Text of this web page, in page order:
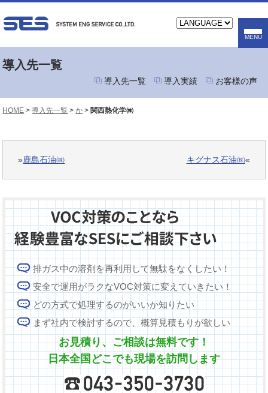
導入先一覧
導入先一覧 導入実績 お客様の声
HOME >導入先一覧 >か > 関西熱化学㈱
»鹿島石油㈱ キグナス石油㈱«
排ガス中の溶剤を再利用して無駄をなくしたい！
安全で運用がラクなVOC対策に変えていきたい！
どの方式で処理するのがいいか知りたい
まず社内で検討するので、概算見積もりが欲しい
お見積り、ご相談は無料です！
日本全国どこでも現場を訪問します